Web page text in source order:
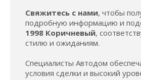
Свяжитесь с нами, чтобы
подробную информацию и
1998 Коричневый,
стилю и ожиданиям.
Специалисты Автодом
условия сделки и высокий